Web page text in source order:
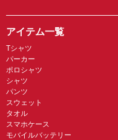
アイテム一覧
Tシャツ
パーカー
ポロシャツ
シャツ
パンツ
スウェット
タオル
スマホケース
モバイルバッテリー